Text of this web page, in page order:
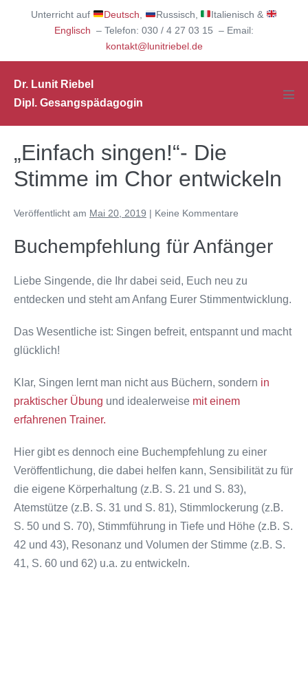
Unterricht auf Deutsch Russisch,
Italienisch &
Englisch – Telefon: 030 / 4 27 03 15 – Email:
kontakt@lunitriebel.de
Dr. Lunit Riebel
Dipl. Gesangspädagogin
„Einfach singen!“- Die
Stimme im Chor entwickeln
Veröffentlicht am Mai 20, 2019 | Keine Kommentare
Buchempfehlung für Anfänger
Liebe Singende, die Ihr dabei seid, Euch neu zu
entdecken und steht am Anfang Eurer Stimmentwicklung.
Das Wesentliche ist: Singen befreit, entspannt und macht
glücklich!
Klar, Singen lernt man nicht aus Büchern, sondern in
praktischer Übung und idealerweise mit einem
erfahrenen Trainer.
Hier gibt es dennoch eine Buchempfehlung zu einer
Veröffentlichung, die dabei helfen kann, Sensibilität zu für
die eigene Körperhaltung (z.B. S. 21 und S. 83),
Atemstütze (z.B. S. 31 und S. 81), Stimmlockerung (z.B.
S. 50 und S. 70), Stimmführung in Tiefe und Höhe (z.B. S.
42 und 43), Resonanz und Volumen der Stimme (z.B. S.
41, S. 60 und 62) u.a. zu entwickeln.